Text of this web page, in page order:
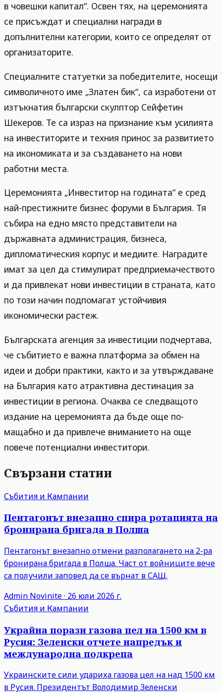
в човешки капитал“. Освен тях, на церемонията
се присъждат и специални награди в
допълнителни категории, които се определят от
организаторите.
Специалните статуетки за победителите, носещи
символичното име „Златен бик“, са изработени от
изтъкнатия български скулптор Сейфетин
Шекеров. Те са израз на признание към усилията
на инвеститорите и техния принос за развитието
на икономиката и за създаването на нови
работни места.
Церемонията „Инвеститор на годината“ е сред
най-престижните бизнес форуми в България. Тя
събира на едно място представители на
държавната администрация, бизнеса,
дипломатическия корпус и медиите. Наградите
имат за цел да стимулират предприемачеството
и да привлекат нови инвестиции в страната, като
по този начин подпомагат устойчивия
икономически растеж.
Българската агенция за инвестиции подчертава,
че събитието е важна платформа за обмен на
идеи и добри практики, както и за утвърждаване
на България като атрактивна дестинация за
инвестиции в региона. Очаква се следващото
издание на церемонията да бъде още по-
мащабно и да привлече вниманието на още
повече потенциални инвеститори.
Свързани статии
Събития и Кампании
Пентагонът внезапно спира ротацията на
бронирана бригада в Полша
Пентагонът внезапно отмени разполагането на 2-ра
бронирана бригада в Полша. Част от войниците вече
са получили заповед да се върнат в САЩ.
Admin Novinite· 26 юли 2026 г.
Събития и Кампании
Украйна порази газова цел на 1500 км в
Русия: Зеленски отчете напредък и
международна подкрепа
Украинските сили удариха газова цел на над 1500 км
в Русия. Президентът Володимир Зеленски